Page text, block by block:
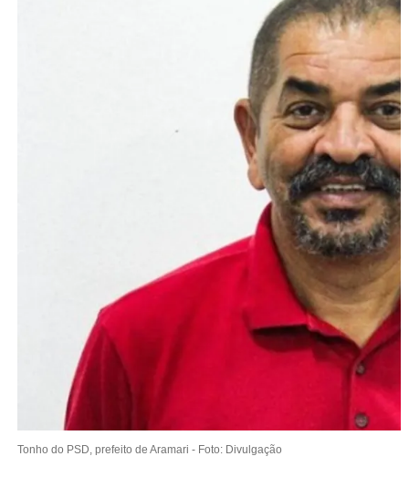
Tonho do PSD, prefeito de Aramari - Foto: Divulgação